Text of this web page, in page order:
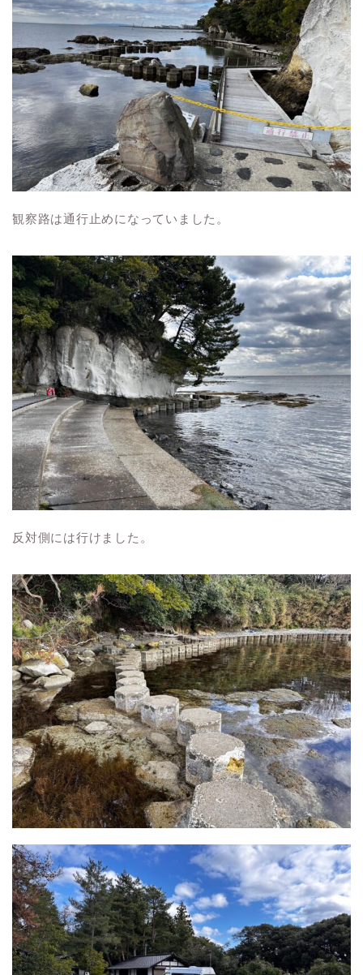
観察路は通行止めになっていました。
反対側には行けました。